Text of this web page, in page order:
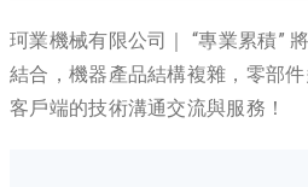
珂業機械有限公司｜ “專業累積”
結合，機器產品結構複雜，零部
客戶端的技術溝通交流與服務！